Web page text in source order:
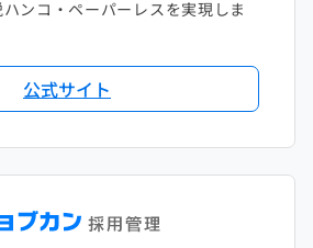
ンコ・ペーパーレスを実現しま
公式サイト